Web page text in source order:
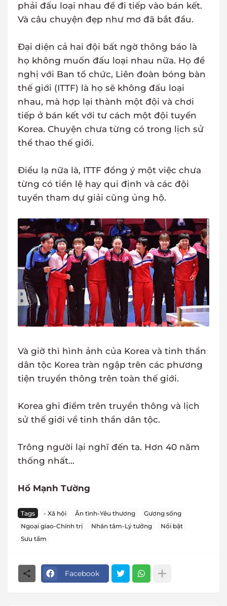
phải đấu loại nhau để đi tiếp vào bán kết.
Và câu chuyện đẹp như mơ đã bắt đầu.
Đại diện cả hai đội bất ngờ thông báo là
họ không muốn đấu loại nhau nữa. Họ đề
nghị với Ban tổ chức, Liên đoàn bóng bàn
thế giới (ITTF) là họ sẽ không đấu loại
nhau, mà hợp lại thành một đội và chơi
tiếp ở bán kết với tư cách một đội tuyển
Korea. Chuyện chưa từng có trong lịch sử
thể thao thế giới.
Điều lạ nữa là, ITTF đồng ý một việc chưa
từng có tiền lệ hay qui định và các đội
tuyển tham dự giải cũng ủng hộ.
Và giờ thì hình ảnh của Korea và tinh thần
dân tộc Korea tràn ngập trên các phương
tiện truyền thông trên toàn thế giới.
Korea ghi điểm trên truyền thông và lịch
sử thế giới về tinh thần dân tộc.
Trông người lại nghĩ đến ta. Hơn 40 năm
thống nhất...
Hồ Mạnh Tường
Tags - Xã hội Ân tình-Yêu thương
Gương sống
Ngoại giao-Chính trị
Nhân tâm-Lý tưởng
Nổi bật
Sưu tầm
Facebook